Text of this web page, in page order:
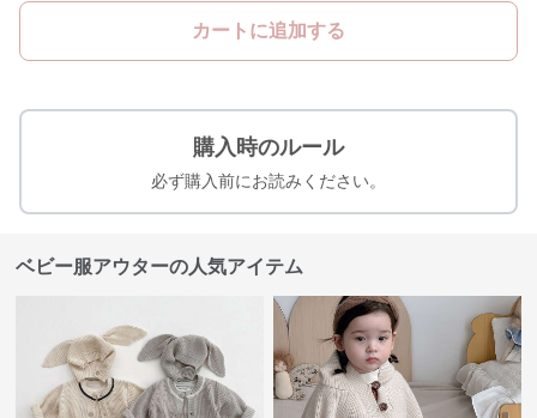
カートに追加する
購入時のルール
必ず購入前にお読みください。
ベビー服アウターの人気アイテム